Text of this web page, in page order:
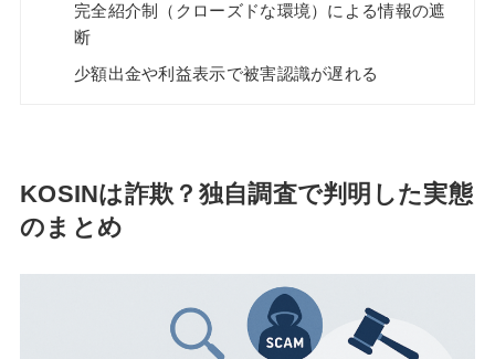
完全紹介制（クローズドな環境）による情報の遮
断
少額出金や利益表示で被害認識が遅れる
KOSINは詐欺？独自調査で判明した実態
のまとめ